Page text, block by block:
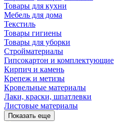
Товары для кухни
Мебель для дома
Текстиль
Товары гигиены
Товары для уборки
Стройматериалы
Гипсокартон и комплектующие
Кирпич и камень
Крепеж и метизы
Кровельные материалы
Лаки, краски, шпатлевки
Листовые материалы
Показать еще